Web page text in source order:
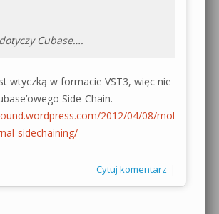
Cubase….
wtyczką w formacie VST3, więc nie
Side-Chain.
2012/04/08/mol
sidechaining/
Cytuj komentarz